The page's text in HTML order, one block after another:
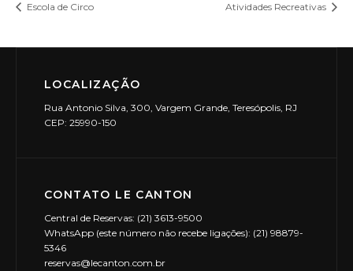
Escola de Circo Atividades Recreativas
LOCALIZAÇÃO
Rua Antonio Silva, 300, Vargem Grande, Teresópolis, RJ
CEP: 25990-150
CONTATO LE CANTON
Central de Reservas: (21) 3613-9500
WhatsApp (este número não recebe ligações): (21) 98879-
5346
reservas@lecanton.com.br